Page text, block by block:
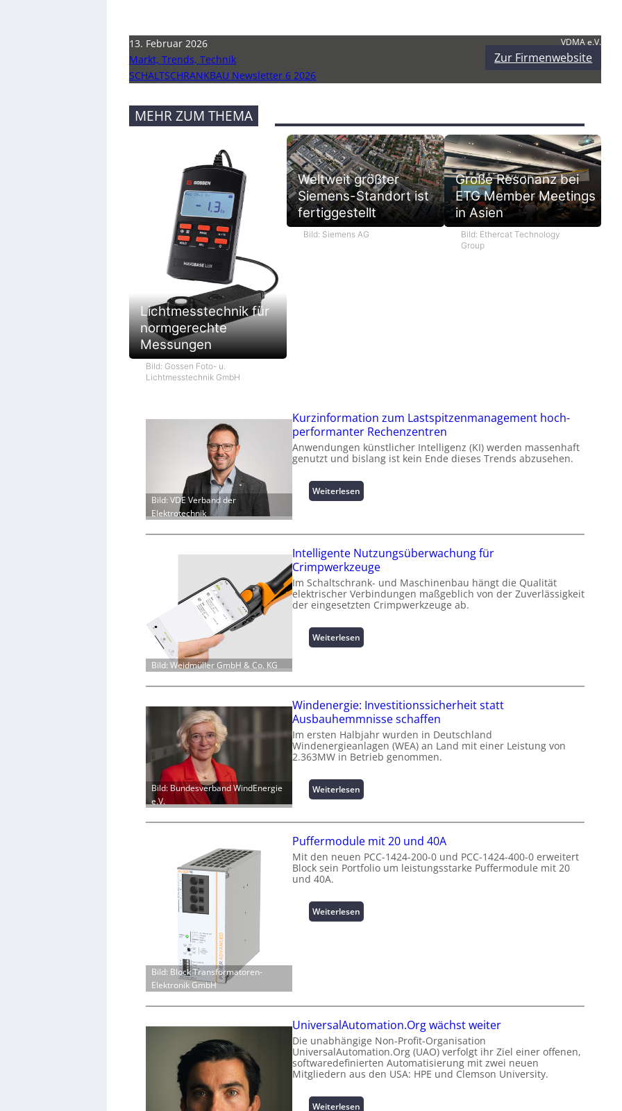
13. Februar 2026
Markt, Trends, Technik
SCHALTSCHRANKBAU Newsletter 6 2026
VDMA e.V.
Zur Firmenwebsite
MEHR ZUM THEMA
Lichtmesstechnik für
normgerechte
Messungen
Bild: Gossen Foto- u.
Lichtmesstechnik GmbH
Weltweit größter
Siemens-Standort ist
fertiggestellt
Bild: Siemens AG
Große Resonanz bei
ETG Member Meetings
in Asien
Bild: Ethercat Technology
Group
Bild: VDE Verband der
Elektrotechnik
Kurzinformation zum Lastspitzenmanagement hoch-
performanter Rechenzentren
Anwendungen künstlicher Intelligenz (KI) werden massenhaft
genutzt und bislang ist kein Ende dieses Trends abzusehen.
Weiterlesen:
K
i
n
f
o
r
a
t
n
z
u
L
a
t
s
i
z
e
n
a
n
a
t
o
c
h
-
e
Bild: Weidmüller GmbH & Co. KG
Intelligente Nutzungsüberwachung für
Crimpwerkzeuge
Im Schaltschrank- und Maschinenbau hängt die Qualität
elektrischer Verbindungen maßgeblich von der Zuverlässigkeit
der eingesetzten Crimpwerkzeuge ab.
Weiterlesen:
I
e
l
l
g
e
t
e
u
z
u
n
s
ü
h
n
g
f
ü
C
Bild: Bundesverband WindEnergie
e.V.
Windenergie: Investitionssicherheit statt
Ausbauhemmnisse schaffen
Im ersten Halbjahr wurden in Deutschland
Windenergieanlagen (WEA) an Land mit einer Leistung von
2.363MW in Betrieb genommen.
Weiterlesen:
W
d
e
n
g
i
t
i
t
i
o
s
Bild: Block Transformatoren-
Elektronik GmbH
Puffermodule mit 20 und 40A
Mit den neuen PCC-1424-200-0 und PCC-1424-400-0 erweitert
Block sein Portfolio um leistungsstarke Puffermodule mit 20
und 40A.
Weiterlesen:
P
m
d
u
l
e
i
t
UniversalAutomation.Org wächst weiter
Die unabhängige Non-Profit-Organisation
UniversalAutomation.Org (UAO) verfolgt ihr Ziel einer offenen,
softwaredefinierten Automatisierung mit zwei neuen
Mitgliedern aus den USA: HPE und Clemson University.
Weiterlesen: